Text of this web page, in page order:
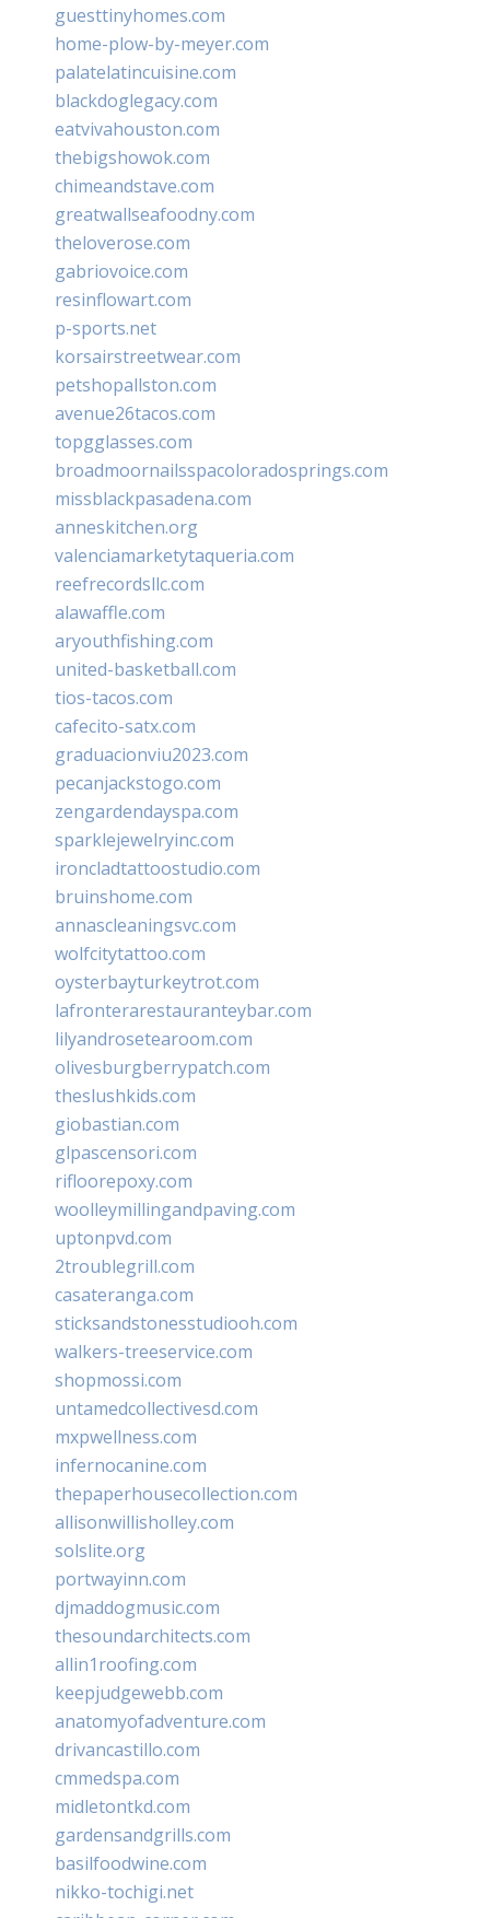
guesttinyhomes.com
home-plow-by-meyer.com
palatelatincuisine.com
blackdoglegacy.com
eatvivahouston.com
thebigshowok.com
chimeandstave.com
greatwallseafoodny.com
theloverose.com
gabriovoice.com
resinflowart.com
p-sports.net
korsairstreetwear.com
petshopallston.com
avenue26tacos.com
topgglasses.com
broadmoornailsspacoloradosprings.com
missblackpasadena.com
anneskitchen.org
valenciamarketytaqueria.com
reefrecordsllc.com
alawaffle.com
aryouthfishing.com
united-basketball.com
tios-tacos.com
cafecito-satx.com
graduacionviu2023.com
pecanjackstogo.com
zengardendayspa.com
sparklejewelryinc.com
ironcladtattoostudio.com
bruinshome.com
annascleaningsvc.com
wolfcitytattoo.com
oysterbayturkeytrot.com
lafronterarestauranteybar.com
lilyandrosetearoom.com
olivesburgberrypatch.com
theslushkids.com
giobastian.com
glpascensori.com
rifloorepoxy.com
woolleymillingandpaving.com
uptonpvd.com
2troublegrill.com
casateranga.com
sticksandstonesstudiooh.com
walkers-treeservice.com
shopmossi.com
untamedcollectivesd.com
mxpwellness.com
infernocanine.com
thepaperhousecollection.com
allisonwillisholley.com
solslite.org
portwayinn.com
djmaddogmusic.com
thesoundarchitects.com
allin1roofing.com
keepjudgewebb.com
anatomyofadventure.com
drivancastillo.com
cmmedspa.com
midletontkd.com
gardensandgrills.com
basilfoodwine.com
nikko-tochigi.net